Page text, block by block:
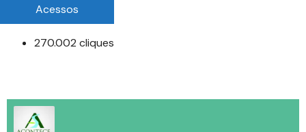
Acessos
270.002 cliques